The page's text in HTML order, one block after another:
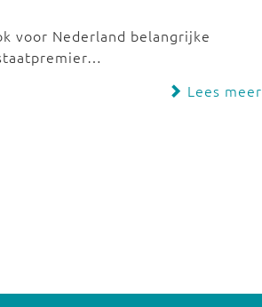
voor Nederland belangrijke
Lees meer